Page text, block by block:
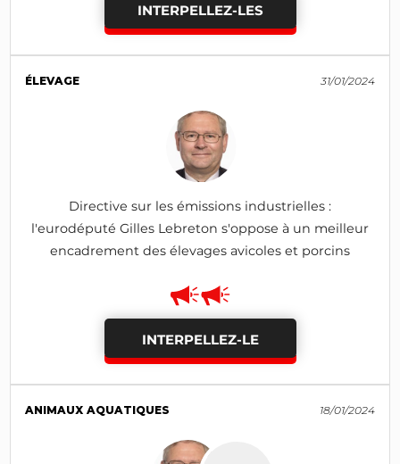
INTERPELLEZ-LES
ÉLEVAGE 31/01/2024
Directive sur les émissions industrielles :
l'eurodéputé Gilles Lebreton s'oppose à un meilleur
encadrement des élevages avicoles et porcins
INTERPELLEZ-LE
ANIMAUX AQUATIQUES 18/01/2024